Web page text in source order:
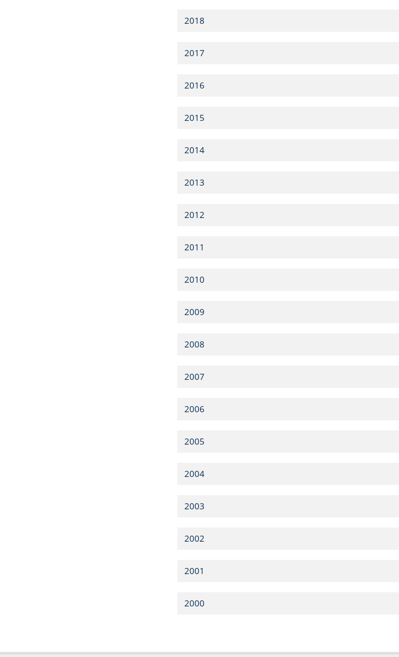
2018
2017
2016
2015
2014
2013
2012
2011
2010
2009
2008
2007
2006
2005
2004
2003
2002
2001
2000